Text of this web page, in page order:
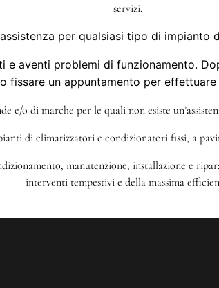
servizi.
per qualsiasi tipo di impianto
e aventi problemi di funzionamento.
fissare un appuntamento per
e/o di marche per le quali non esiste
di climatizzatori e condizionatori fissi, a
manutenzione, installazione e
interventi tempestivi e della massima